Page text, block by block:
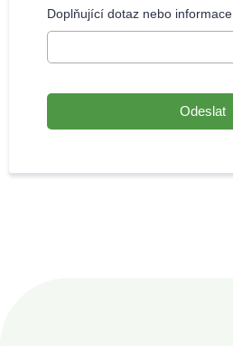
Doplňující dotaz nebo informace
Odeslat